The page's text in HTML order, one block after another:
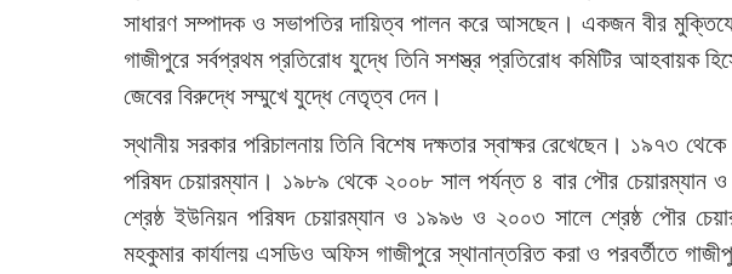
সাধারণ সম্পাদক ও সভাপতির দায়িত্ব পালন করে আসছেন। একজন বীর
গাজীপুরে সর্বপ্রথম প্রতিরোধ যুদ্ধে তিনি সশস্ত্র প্রতিরোধ কমিটির আহবায়ক
জেবের বিরুদ্ধে সম্মুখে যুদ্ধে নেতৃত্ব দেন।
স্থানীয় সরকার পরিচালনায় তিনি বিশেষ দক্ষতার স্বাক্ষর রেখেছেন। ১৯৭৩
পরিষদ চেয়ারম্যান। ১৯৮৯ থেকে ২০০৮ সাল পর্যন্ত ৪ বার পৌর চেয়ারম্যান ও
শ্রেষ্ঠ ইউনিয়ন পরিষদ চেয়ারম্যান ও ১৯৯৬ ও ২০০৩ সালে শ্রেষ্ঠ পৌর
মহকুমার কার্যালয় এসডিও অফিস গাজীপুরে স্থানান্তরিত করা ও পরবর্তীতে